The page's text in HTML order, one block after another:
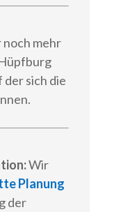
mehr
sich die
Wir
Planung
der